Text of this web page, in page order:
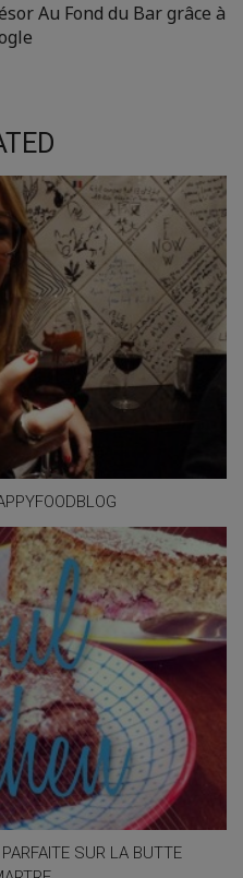
Au Fond du Bar grâce à
SUR LA BUTTE